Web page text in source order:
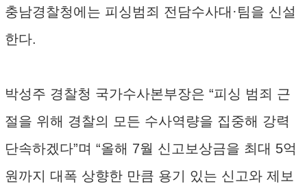
충남경찰청에는 피싱범죄 전담수사대·팀을 신설
한다.
박성주 경찰청 국가수사본부장은 “피싱 범죄 근
절을 위해 경찰의 모든 수사역량을 집중해 강력
단속하겠다”며 “올해 7월 신고보상금을 최대 5억
원까지 대폭 상향한 만큼 용기 있는 신고와 제보